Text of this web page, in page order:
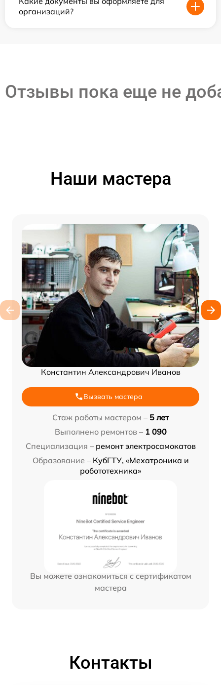
организаций?
Отзывы пока еще не
Наши мастера
Константин Александрович Иванов
Вызвать мастера
Стаж работы мастером – 5 лет
Выполнено ремонтов – 1 090
Специализация – ремонт электросамокатов
Образование – КубГТУ, «Мехатроника и
робототехника»
Вы можете ознакомиться с сертификатом
мастера
Контакты